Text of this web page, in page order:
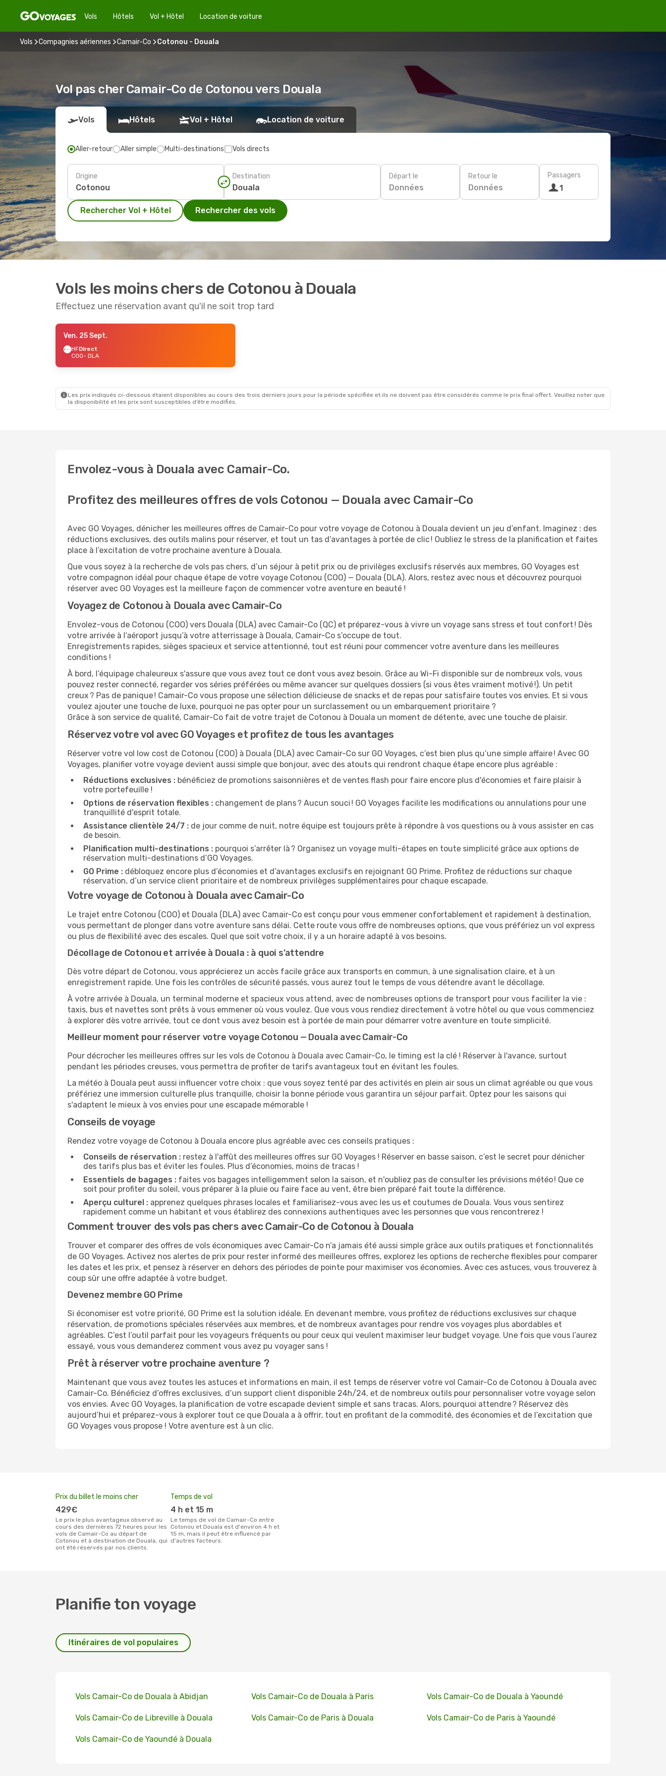
Vols Hôtels Vol + Hôtel Location de voiture
Vols Compagnies aériennes Camair-Co Cotonou - Douala
Vol pas cher Camair-Co de Cotonou vers Douala
Vols Hôtels Vol + Hôtel Location de voiture
Aller-retour Aller simple Multi-destinations Vols directs
Origine Destination Départ le
Données
Retour le
Données
Passagers
1
Rechercher Vol + Hôtel Rechercher des vols
Vols les moins chers de Cotonou à Douala
Effectuez une réservation avant qu'il ne soit trop tard
Ven. 25 Sept.
HFDirect
COO- DLA
Les prix indiqués ci-dessous étaient disponibles au cours des trois derniers jours pour la période spécifiée et ils ne doivent pas être considérés comme le prix final offert. Veuillez noter que
la disponibilité et les prix sont susceptibles d’être modifiés.
Envolez-vous à Douala avec Camair-Co.
Profitez des meilleures offres de vols Cotonou — Douala avec Camair-Co
Avec GO Voyages, dénicher les meilleures offres de Camair-Co pour votre voyage de Cotonou à Douala devient un jeu d’enfant. Imaginez : des
réductions exclusives, des outils malins pour réserver, et tout un tas d’avantages à portée de clic ! Oubliez le stress de la planification et faites
place à l’excitation de votre prochaine aventure à Douala.
Que vous soyez à la recherche de vols pas chers, d’un séjour à petit prix ou de privilèges exclusifs réservés aux membres, GO Voyages est
votre compagnon idéal pour chaque étape de votre voyage Cotonou (COO) — Douala (DLA). Alors, restez avec nous et découvrez pourquoi
réserver avec GO Voyages est la meilleure façon de commencer votre aventure en beauté !
Voyagez de Cotonou à Douala avec Camair-Co
Envolez-vous de Cotonou (COO) vers Douala (DLA) avec Camair-Co (QC) et préparez-vous à vivre un voyage sans stress et tout confort ! Dès
votre arrivée à l’aéroport jusqu’à votre atterrissage à Douala, Camair-Co s’occupe de tout.
Enregistrements rapides, sièges spacieux et service attentionné, tout est réuni pour commencer votre aventure dans les meilleures
conditions !
À bord, l’équipage chaleureux s'assure que vous avez tout ce dont vous avez besoin. Grâce au Wi-Fi disponible sur de nombreux vols, vous
pouvez rester connecté, regarder vos séries préférées ou même avancer sur quelques dossiers (si vous êtes vraiment motivé !). Un petit
creux ? Pas de panique ! Camair-Co vous propose une sélection délicieuse de snacks et de repas pour satisfaire toutes vos envies. Et si vous
voulez ajouter une touche de luxe, pourquoi ne pas opter pour un surclassement ou un embarquement prioritaire ?
Grâce à son service de qualité, Camair-Co fait de votre trajet de Cotonou à Douala un moment de détente, avec une touche de plaisir.
Réservez votre vol avec GO Voyages et profitez de tous les avantages
Réserver votre vol low cost de Cotonou (COO) à Douala (DLA) avec Camair-Co sur GO Voyages, c’est bien plus qu’une simple affaire ! Avec GO
Voyages, planifier votre voyage devient aussi simple que bonjour, avec des atouts qui rendront chaque étape encore plus agréable :
Réductions exclusives : bénéficiez de promotions saisonnières et de ventes flash pour faire encore plus d'économies et faire plaisir à
votre portefeuille !
Options de réservation flexibles : changement de plans ? Aucun souci ! GO Voyages facilite les modifications ou annulations pour une
tranquillité d'esprit totale.
Assistance clientèle 24/7 : de jour comme de nuit, notre équipe est toujours prête à répondre à vos questions ou à vous assister en cas
de besoin.
Planification multi-destinations : pourquoi s’arrêter là ? Organisez un voyage multi-étapes en toute simplicité grâce aux options de
réservation multi-destinations d’GO Voyages.
GO Prime : débloquez encore plus d’économies et d’avantages exclusifs en rejoignant GO Prime. Profitez de réductions sur chaque
réservation, d’un service client prioritaire et de nombreux privilèges supplémentaires pour chaque escapade.
Votre voyage de Cotonou à Douala avec Camair-Co
Le trajet entre Cotonou (COO) et Douala (DLA) avec Camair-Co est conçu pour vous emmener confortablement et rapidement à destination,
vous permettant de plonger dans votre aventure sans délai. Cette route vous offre de nombreuses options, que vous préfériez un vol express
ou plus de flexibilité avec des escales. Quel que soit votre choix, il y a un horaire adapté à vos besoins.
Décollage de Cotonou et arrivée à Douala : à quoi s’attendre
Dès votre départ de Cotonou, vous apprécierez un accès facile grâce aux transports en commun, à une signalisation claire, et à un
enregistrement rapide. Une fois les contrôles de sécurité passés, vous aurez tout le temps de vous détendre avant le décollage.
À votre arrivée à Douala, un terminal moderne et spacieux vous attend, avec de nombreuses options de transport pour vous faciliter la vie :
taxis, bus et navettes sont prêts à vous emmener où vous voulez. Que vous vous rendiez directement à votre hôtel ou que vous commenciez
à explorer dès votre arrivée, tout ce dont vous avez besoin est à portée de main pour démarrer votre aventure en toute simplicité.
Meilleur moment pour réserver votre voyage Cotonou — Douala avec Camair-Co
Pour décrocher les meilleures offres sur les vols de Cotonou à Douala avec Camair-Co, le timing est la clé ! Réserver à l'avance, surtout
pendant les périodes creuses, vous permettra de profiter de tarifs avantageux tout en évitant les foules.
La météo à Douala peut aussi influencer votre choix : que vous soyez tenté par des activités en plein air sous un climat agréable ou que vous
préfériez une immersion culturelle plus tranquille, choisir la bonne période vous garantira un séjour parfait. Optez pour les saisons qui
s'adaptent le mieux à vos envies pour une escapade mémorable !
Conseils de voyage
Rendez votre voyage de Cotonou à Douala encore plus agréable avec ces conseils pratiques :
Conseils de réservation : restez à l'affût des meilleures offres sur GO Voyages ! Réserver en basse saison, c’est le secret pour dénicher
des tarifs plus bas et éviter les foules. Plus d’économies, moins de tracas !
Essentiels de bagages : faites vos bagages intelligemment selon la saison, et n'oubliez pas de consulter les prévisions météo ! Que ce
soit pour profiter du soleil, vous préparer à la pluie ou faire face au vent, être bien préparé fait toute la différence.
Aperçu culturel : apprenez quelques phrases locales et familiarisez-vous avec les us et coutumes de Douala. Vous vous sentirez
rapidement comme un habitant et vous établirez des connexions authentiques avec les personnes que vous rencontrerez !
Comment trouver des vols pas chers avec Camair-Co de Cotonou à Douala
Trouver et comparer des offres de vols économiques avec Camair-Co n’a jamais été aussi simple grâce aux outils pratiques et fonctionnalités
de GO Voyages. Activez nos alertes de prix pour rester informé des meilleures offres, explorez les options de recherche flexibles pour comparer
les dates et les prix, et pensez à réserver en dehors des périodes de pointe pour maximiser vos économies. Avec ces astuces, vous trouverez à
coup sûr une offre adaptée à votre budget.
Devenez membre GO Prime
Si économiser est votre priorité, GO Prime est la solution idéale. En devenant membre, vous profitez de réductions exclusives sur chaque
réservation, de promotions spéciales réservées aux membres, et de nombreux avantages pour rendre vos voyages plus abordables et
agréables. C’est l’outil parfait pour les voyageurs fréquents ou pour ceux qui veulent maximiser leur budget voyage. Une fois que vous l’aurez
essayé, vous vous demanderez comment vous avez pu voyager sans !
Prêt à réserver votre prochaine aventure ?
Maintenant que vous avez toutes les astuces et informations en main, il est temps de réserver votre vol Camair-Co de Cotonou à Douala avec
Camair-Co. Bénéficiez d’offres exclusives, d’un support client disponible 24h/24, et de nombreux outils pour personnaliser votre voyage selon
vos envies. Avec GO Voyages, la planification de votre escapade devient simple et sans tracas. Alors, pourquoi attendre ? Réservez dès
aujourd’hui et préparez-vous à explorer tout ce que Douala a à offrir, tout en profitant de la commodité, des économies et de l’excitation que
GO Voyages vous propose ! Votre aventure est à un clic.
Prix du billet le moins cher
429€
Le prix le plus avantageux observé au
cours des dernières 72 heures pour les
vols de Camair-Co au départ de
Cotonou et à destination de Douala, qui
ont été réservés par nos clients.
Temps de vol
4 h et 15 m
Le temps de vol de Camair-Co entre
Cotonou et Douala est d'environ 4 h et
15 m, mais il peut être influencé par
d'autres facteurs.
Planifie ton voyage
Itinéraires de vol populaires
Vols Camair-Co de Douala à Abidjan Vols Camair-Co de Douala à Paris Vols Camair-Co de Douala à Yaoundé
Vols Camair-Co de Libreville à Douala Vols Camair-Co de Paris à Douala Vols Camair-Co de Paris à Yaoundé
Vols Camair-Co de Yaoundé à Douala